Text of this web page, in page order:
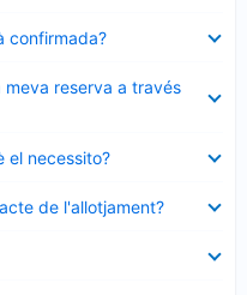
confirmada?
meva reserva a través
el necessito?
de l'allotjament?